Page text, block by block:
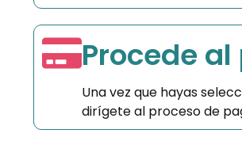
Procede
Una vez que hayas
dirígete al proceso de